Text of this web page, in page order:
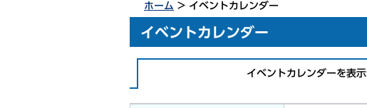
ホーム > イベントカレンダー
イベントカレンダー
イベントカレンダーを表示